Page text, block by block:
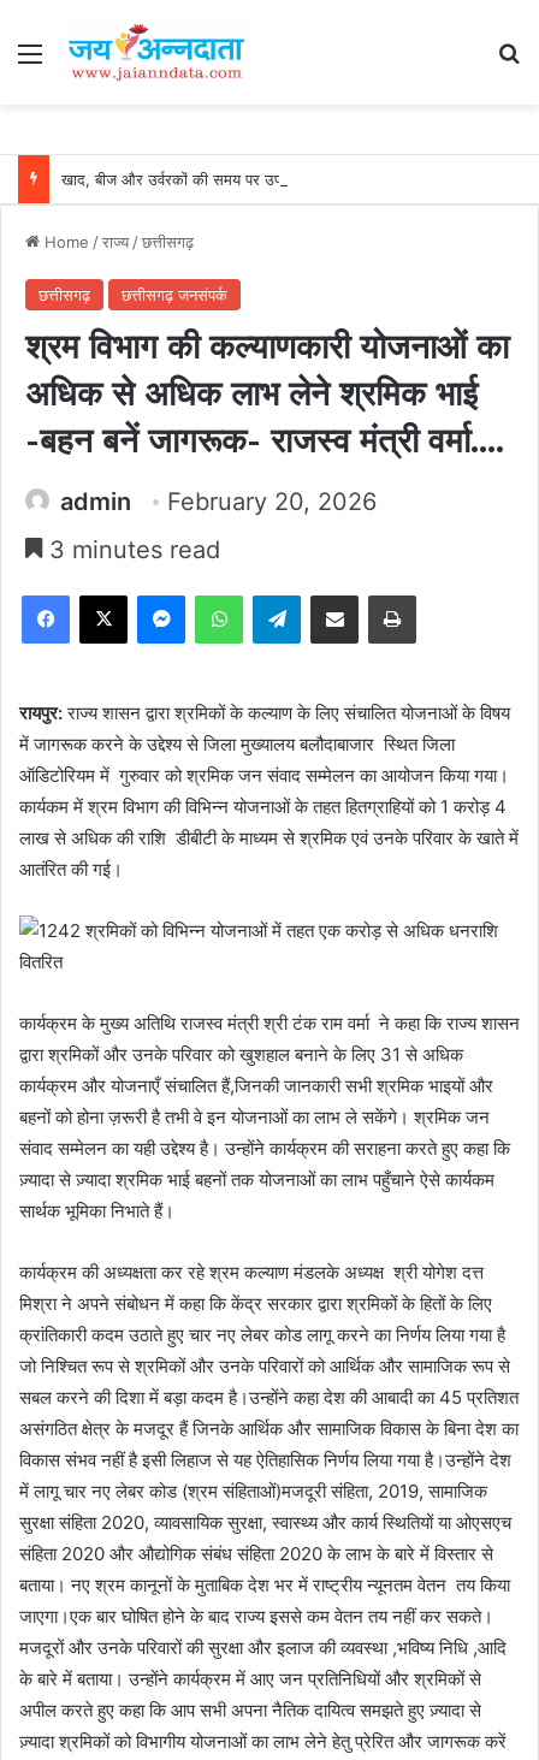
Menu
Home /राज्य/छत्तीसगढ़
छत्तीसगढ़ छत्तीसगढ़ जनसंपर्क
श्रम विभाग की कल्याणकारी योजनाओं का
अधिक से अधिक लाभ लेने श्रमिक भाई
-बहन बनें जागरूक- राजस्व मंत्री वर्मा….
admin
February 20, 2026
3 minutes read
Facebook
X MessengerWhatsAppTelegramShare via Email Print
रायपुर:राज्य शासन द्वारा श्रमिकों के कल्याण के लिए संचालित योजनाओं के विषय
में जागरूक करने के उद्देश्य से जिला मुख्यालय बलौदाबाजार स्थित जिला
ऑडिटोरियम में गुरुवार को श्रमिक जन संवाद सम्मेलन का आयोजन किया गया।
कार्यकम में श्रम विभाग की विभिन्न योजनाओं के तहत हितग्राहियों को 1 करोड़ 4
लाख से अधिक की राशि डीबीटी के माध्यम से श्रमिक एवं उनके परिवार के खाते में
आतंरित की गई।
कार्यक्रम के मुख्य अतिथि राजस्व मंत्री श्री टंक राम वर्मा ने कहा कि राज्य शासन
द्वारा श्रमिकों और उनके परिवार को खुशहाल बनाने के लिए 31 से अधिक
कार्यक्रम और योजनाएँ संचालित हैं,जिनकी जानकारी सभी श्रमिक भाइयों और
बहनों को होना ज़रूरी है तभी वे इन योजनाओं का लाभ ले सकेंगे। श्रमिक जन
संवाद सम्मेलन का यही उद्देश्य है। उन्होंने कार्यक्रम की सराहना करते हुए कहा कि
ज़्यादा से ज़्यादा श्रमिक भाई बहनों तक योजनाओं का लाभ पहुँचाने ऐसे कार्यकम
सार्थक भूमिका निभाते हैं।
कार्यक्रम की अध्यक्षता कर रहे श्रम कल्याण मंडलके अध्यक्ष श्री योगेश दत्त
मिश्रा ने अपने संबोधन में कहा कि केंद्र सरकार द्वारा श्रमिकों के हितों के लिए
क्रांतिकारी कदम उठाते हुए चार नए लेबर कोड लागू करने का निर्णय लिया गया है
जो निश्चित रूप से श्रमिकों और उनके परिवारों को आर्थिक और सामाजिक रूप से
सबल करने की दिशा में बड़ा कदम है।उन्होंने कहा देश की आबादी का 45 प्रतिशत
असंगठित क्षेत्र के मजदूर हैं जिनके आर्थिक और सामाजिक विकास के बिना देश का
विकास संभव नहीं है इसी लिहाज से यह ऐतिहासिक निर्णय लिया गया है।उन्होंने देश
में लागू चार नए लेबर कोड (श्रम संहिताओं)मजदूरी संहिता, 2019, सामाजिक
सुरक्षा संहिता 2020, व्यावसायिक सुरक्षा, स्वास्थ्य और कार्य स्थितियों या ओएसएच
संहिता 2020 और औद्योगिक संबंध संहिता 2020 के लाभ के बारे में विस्तार से
बताया। नए श्रम कानूनों के मुताबिक देश भर में राष्ट्रीय न्यूनतम वेतन तय किया
जाएगा।एक बार घोषित होने के बाद राज्य इससे कम वेतन तय नहीं कर सकते।
मजदूरों और उनके परिवारों की सुरक्षा और इलाज की व्यवस्था ,भविष्य निधि ,आदि
के बारे में बताया। उन्होंने कार्यक्रम में आए जन प्रतिनिधियों और श्रमिकों से
अपील करते हुए कहा कि आप सभी अपना नैतिक दायित्व समझते हुए ज़्यादा से
ज़्यादा श्रमिकों को विभागीय योजनाओं का लाभ लेने हेतु प्रेरित और जागरूक करें